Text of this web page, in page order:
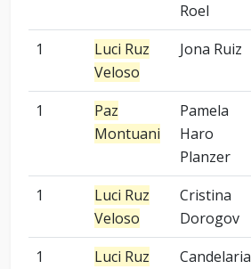
Roel
1
Luci Ruz
Veloso
Jona Ruiz
1
Paz
Montuani
Pamela
Haro
Planzer
1
Luci Ruz
Veloso
Cristina
Dorogov
1
Luci Ruz
Candelaria